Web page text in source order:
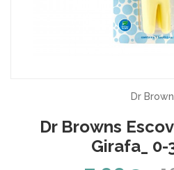
Dr
Dr Browns
Girafa_ 0-